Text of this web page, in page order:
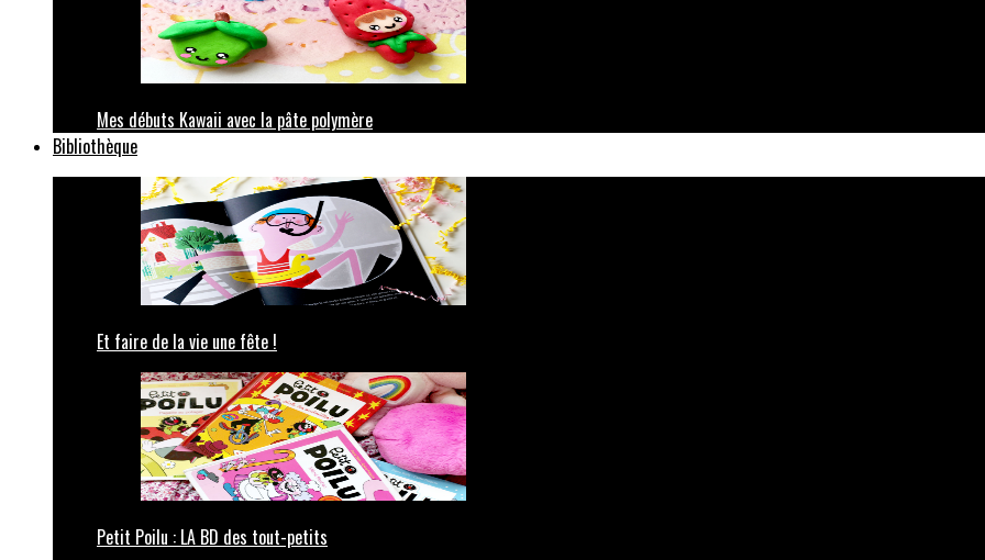
Mes débuts Kawaii avec la pâte polymère
Bibliothèque
Et faire de la vie une fête !
Petit Poilu : LA BD des tout-petits